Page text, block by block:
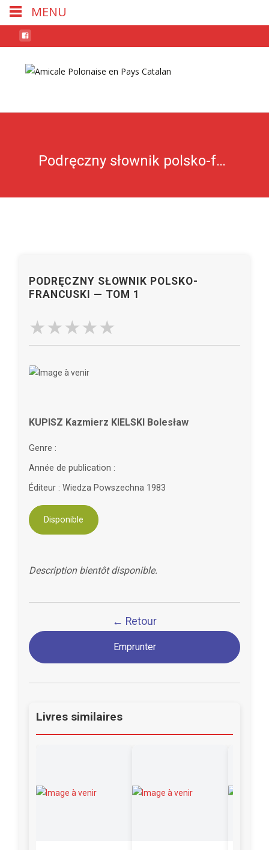
Podręczny słownik polsko-francuski — TOM 1
PODRĘCZNY SŁOWNIK POLSKO-
FRANCUSKI — TOM 1
KUPISZ Kazmierz KIELSKI Bolesław
Genre :
Année de publication :
Éditeur : Wiedza Powszechna 1983
Disponible
Description bientôt disponible.
← Retour
Emprunter
Livres similaires
MENU